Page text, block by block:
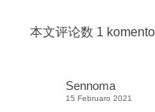
本文评论数 1 komento
Sennoma
15 Februaro 2021